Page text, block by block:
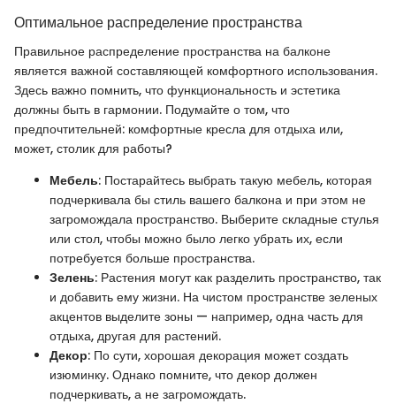
Оптимальное распределение пространства
Правильное распределение пространства на балконе
является важной составляющей комфортного использования.
Здесь важно помнить, что функциональность и эстетика
должны быть в гармонии. Подумайте о том, что
предпочтительней: комфортные кресла для отдыха или,
может, столик для работы?
Мебель: Постарайтесь выбрать такую мебель, которая
подчеркивала бы стиль вашего балкона и при этом не
загромождала пространство. Выберите складные стулья
или стол, чтобы можно было легко убрать их, если
потребуется больше пространства.
Зелень: Растения могут как разделить пространство, так
и добавить ему жизни. На чистом пространстве зеленых
акцентов выделите зоны — например, одна часть для
отдыха, другая для растений.
Декор: По сути, хорошая декорация может создать
изюминку. Однако помните, что декор должен
подчеркивать, а не загромождать.